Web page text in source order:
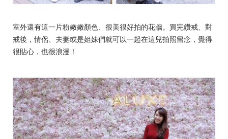
室外還有這一片粉嫩嫩顏色、很美很好拍的花牆。買完鑽戒、對
戒後，情侶、夫妻或是姐妹們就可以一起在這兒拍照留念，覺得
很貼心，也很浪漫！